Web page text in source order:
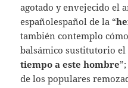
agotado y envejecido el
españolespañol de la “
también contemplo
balsámico sustitutorio el
tiempo a este hombre
de los populares